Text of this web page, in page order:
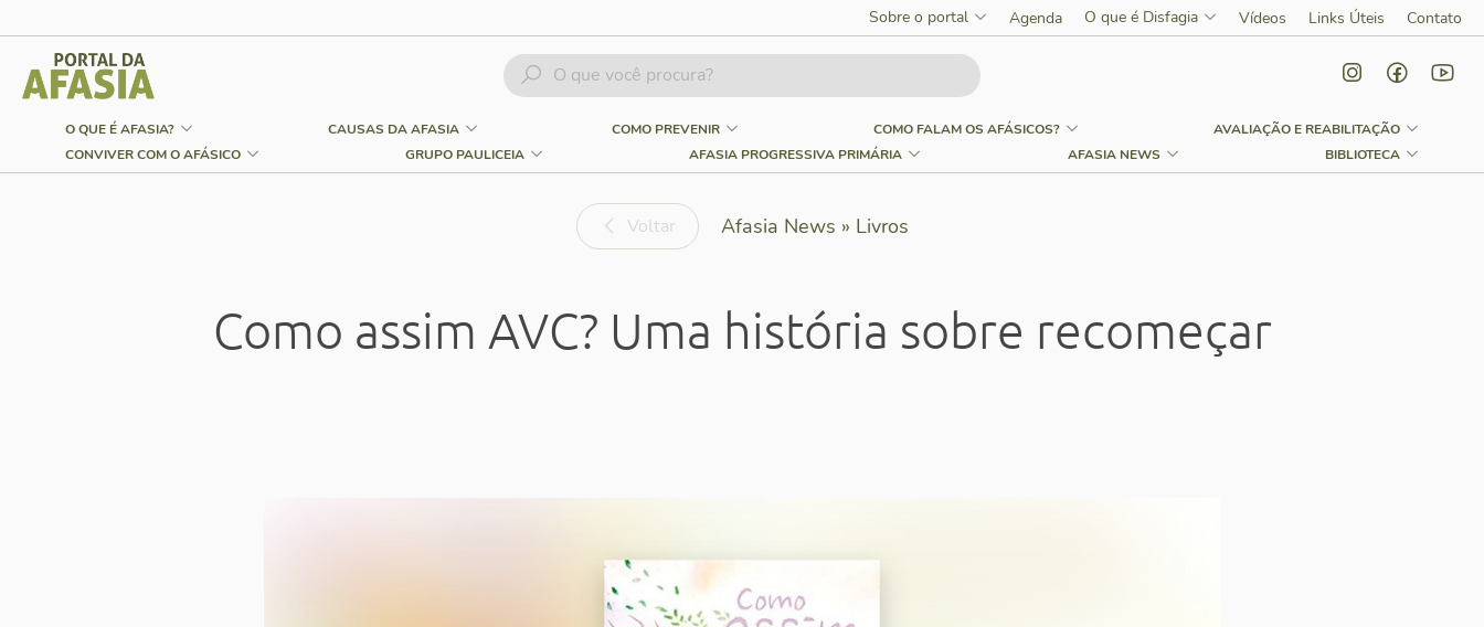
Sobre o portal Agenda O que é Disfagia Vídeos Links Úteis Contato
O QUE É AFASIA? CAUSAS DA AFASIA COMO PREVENIR COMO FALAM OS AFÁSICOS?
AVALIAÇÃO E REABILITAÇÃO
CONVIVER COM O AFÁSICO
GRUPO PAULICEIA AFASIA PROGRESSIVA PRIMÁRIA AFASIA NEWS BIBLIOTECA
Voltar Afasia News » Livros
Como assim AVC? Uma história sobre recomeçar